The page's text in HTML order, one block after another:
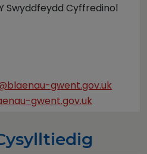
Swyddfeydd Cyffredinol
gwent.gov.uk
gwent.gov.uk